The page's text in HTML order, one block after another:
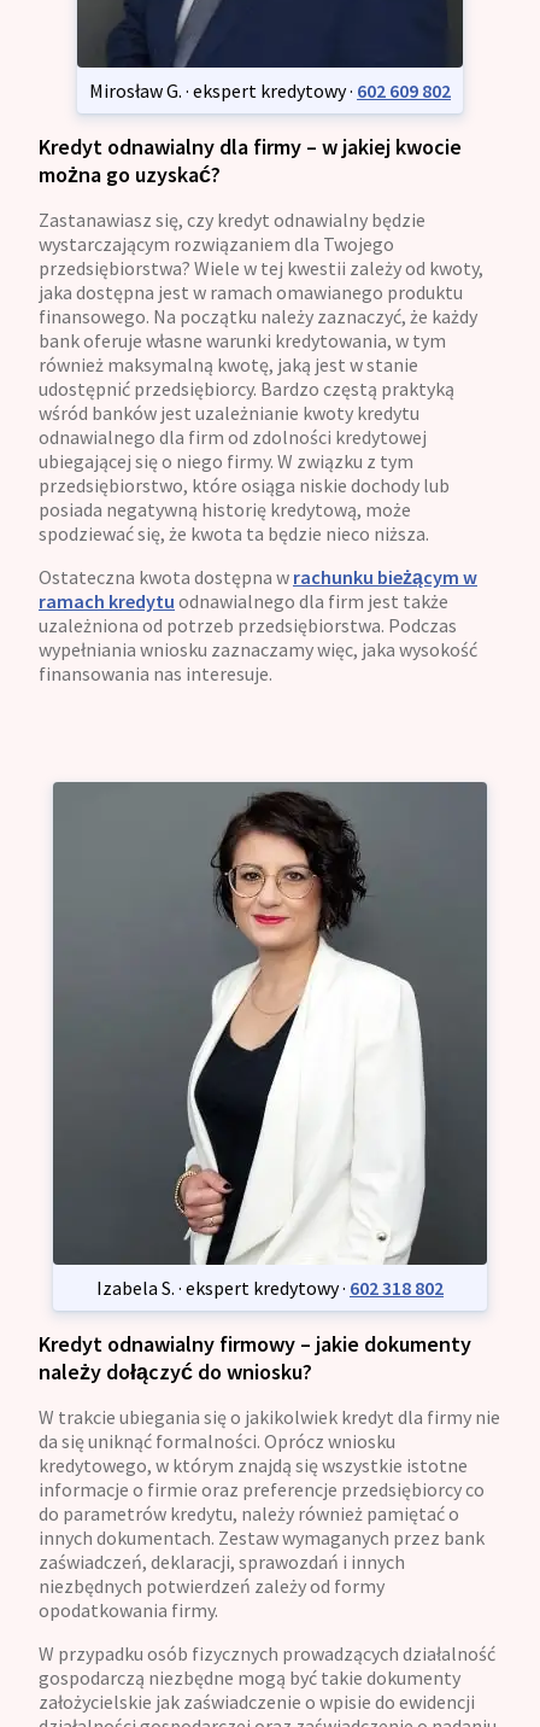
Mirosław G. · ekspert kredytowy · 602 609 802
Kredyt odnawialny dla firmy – w jakiej kwocie
można go uzyskać?
Zastanawiasz się, czy kredyt odnawialny będzie
wystarczającym rozwiązaniem dla Twojego
przedsiębiorstwa? Wiele w tej kwestii zależy od kwoty,
jaka dostępna jest w ramach omawianego produktu
finansowego. Na początku należy zaznaczyć, że każdy
bank oferuje własne warunki kredytowania, w tym
również maksymalną kwotę, jaką jest w stanie
udostępnić przedsiębiorcy. Bardzo częstą praktyką
wśród banków jest uzależnianie kwoty kredytu
odnawialnego dla firm od zdolności kredytowej
ubiegającej się o niego firmy. W związku z tym
przedsiębiorstwo, które osiąga niskie dochody lub
posiada negatywną historię kredytową, może
spodziewać się, że kwota ta będzie nieco niższa.
Ostateczna kwota dostępna w rachunku bieżącym w
ramach kredytu odnawialnego dla firm jest także
uzależniona od potrzeb przedsiębiorstwa. Podczas
wypełniania wniosku zaznaczamy więc, jaka wysokość
finansowania nas interesuje.
Izabela S. · ekspert kredytowy · 602 318 802
Kredyt odnawialny firmowy – jakie dokumenty
należy dołączyć do wniosku?
W trakcie ubiegania się o jakikolwiek kredyt dla firmy nie
da się uniknąć formalności. Oprócz wniosku
kredytowego, w którym znajdą się wszystkie istotne
informacje o firmie oraz preferencje przedsiębiorcy co
do parametrów kredytu, należy również pamiętać o
innych dokumentach. Zestaw wymaganych przez bank
zaświadczeń, deklaracji, sprawozdań i innych
niezbędnych potwierdzeń zależy od formy
opodatkowania firmy.
W przypadku osób fizycznych prowadzących działalność
gospodarczą niezbędne mogą być takie dokumenty
założycielskie jak zaświadczenie o wpisie do ewidencji